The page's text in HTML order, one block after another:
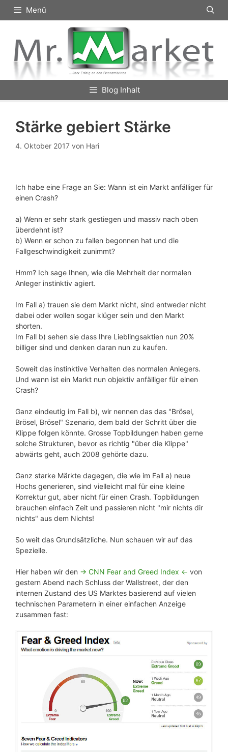
Inhalt
Menü
Blog Inhalt
Stärke gebiert Stärke
4. Oktober 2017 von Hari
Ich habe eine Frage an Sie: Wann ist ein Markt anfälliger für
einen Crash?
a) Wenn er sehr stark gestiegen und massiv nach oben
überdehnt ist?
b) Wenn er schon zu fallen begonnen hat und die
Fallgeschwindigkeit zunimmt?
Hmm? Ich sage Ihnen, wie die Mehrheit der normalen
Anleger instinktiv agiert.
Im Fall a) trauen sie dem Markt nicht, sind entweder nicht
dabei oder wollen sogar klüger sein und den Markt
shorten.
Im Fall b) sehen sie dass Ihre Lieblingsaktien nun 20%
billiger sind und denken daran nun zu kaufen.
Soweit das instinktive Verhalten des normalen Anlegers.
Und wann ist ein Markt nun objektiv anfälliger für einen
Crash?
Ganz eindeutig im Fall b), wir nennen das das "Brösel,
Brösel, Brösel" Szenario, dem bald der Schritt über die
Klippe folgen könnte. Grosse Topbildungen haben gerne
solche Strukturen, bevor es richtig "über die Klippe"
abwärts geht, auch 2008 gehörte dazu.
Ganz starke Märkte dagegen, die wie im Fall a) neue
Hochs generieren, sind vielleicht mal für eine kleine
Korrektur gut, aber nicht für einen Crash. Topbildungen
brauchen einfach Zeit und passieren nicht "mir nichts dir
nichts" aus dem Nichts!
So weit das Grundsätzliche. Nun schauen wir auf das
Spezielle.
Hier haben wir den -> CNN Fear and Greed Index <- von
gestern Abend nach Schluss der Wallstreet, der den
internen Zustand des US Marktes basierend auf vielen
technischen Parametern in einer einfachen Anzeige
zusammen fast: